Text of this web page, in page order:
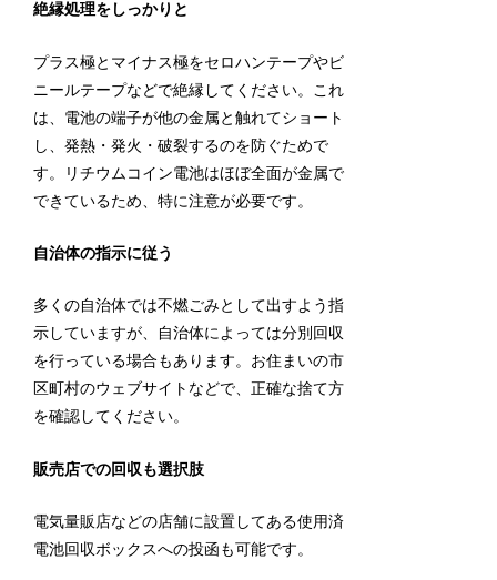
絶縁処理をしっかりと
プラス極とマイナス極をセロハンテープやビ
ニールテープなどで絶縁してください。これ
は、電池の端子が他の金属と触れてショート
し、発熱・発火・破裂するのを防ぐためで
す。リチウムコイン電池はほぼ全面が金属で
できているため、特に注意が必要です。
自治体の指示に従う
多くの自治体では不燃ごみとして出すよう指
示していますが、自治体によっては分別回収
を行っている場合もあります。お住まいの市
区町村のウェブサイトなどで、正確な捨て方
を確認してください。
販売店での回収も選択肢
電気量販店などの店舗に設置してある使用済
電池回収ボックスへの投函も可能です。